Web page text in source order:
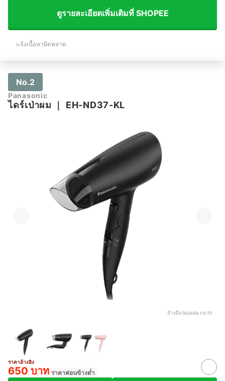
ดูรายละเอียดเพิ่มเติมที่ SHOPEE
แจ้งเนื้อหาผิดพลาด
No.2
Panasonic
ไดร์เป่าผม EH-ND37-KL
อ้างอิง:lazada.co.th
ราคาอ้างอิง
650 บาท ราคาค่อนข้างต่ำ